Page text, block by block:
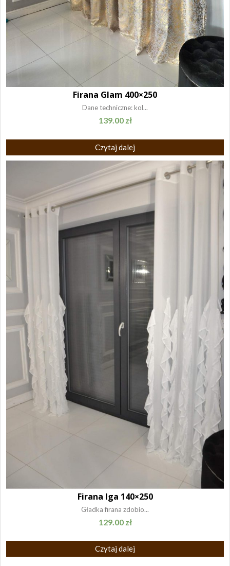
Firana Glam 400×250
Dane techniczne: kol...
139.00 zł
Czytaj dalej
Firana Iga 140×250
Gładka firana zdobio...
129.00 zł
Czytaj dalej